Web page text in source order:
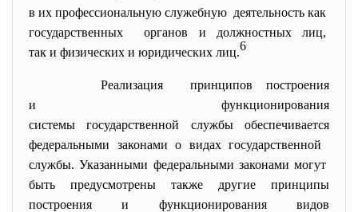
в их профессиональную служебную деятельность как
государственных органов и должностных лиц,
так и физических и юридических лиц.6
Реализация принципов построения
и функционирования
системы государственной службы обеспечивается
федеральными законами о видах государственной
службы. Указанными федеральными законами могут
быть предусмотрены также другие принципы
построения и функционирования видов